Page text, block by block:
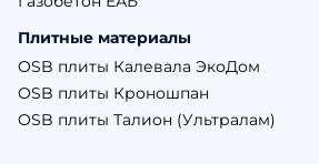
Плитные материалы
OSB плиты Калевала ЭкоДом
OSB плиты Кроношпан
OSB плиты Талион (Ультралам)